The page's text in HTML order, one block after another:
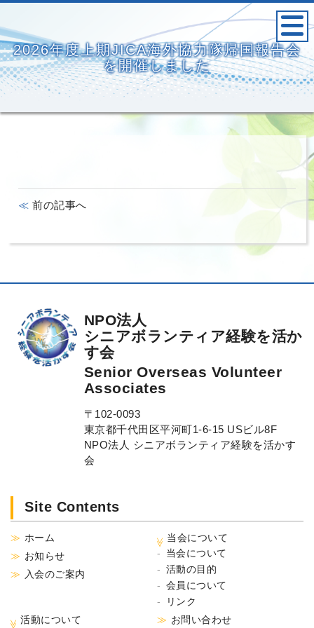
2026年度上期JICA海外協力隊帰国報告会
を開催しました
前の記事へ
NPO法人
シニアボランティア経験を活か
す会
Senior Overseas Volunteer
Associates
〒102-0093
東京都千代田区平河町1-6-15 USビル8F
NPO法人 シニアボランティア経験を活かす
会
Site Contents
ホーム
お知らせ
入会のご案内
当会について
当会について
活動の目的
会員について
リンク
活動について
お問い合わせ